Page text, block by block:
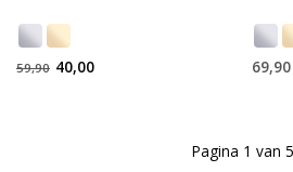
59,90 40,00 69,90
Pagina 1 van 5